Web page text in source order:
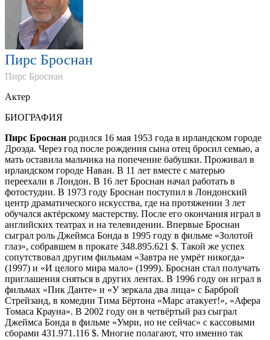
Пирс Броснан
Пирс Броснан
Актер
БИОГРАФИЯ
Пирс Броснан родился 16 мая 1953 года в ирландском городе
Дроэда. Через год после рождения сына отец бросил семью, а
мать оставила мальчика на попечение бабушки. Проживал в
ирландском городе Наван. В 11 лет вместе с матерью
переехали в Лондон. В 16 лет Броснан начал работать в
фотостудии. В 1973 году Броснан поступил в Лондонский
центр драматического искусства, где на протяжении 3 лет
обучался актёрскому мастерству. После его окончания играл в
английских театрах и на телевидении. Впервые Броснан
сыграл роль Джеймса Бонда в 1995 году в фильме «Золотой
глаз», собравшем в прокате 348.895.621 $. Такой же успех
сопутствовал другим фильмам «Завтра не умрёт никогда»
(1997) и «И целого мира мало» (1999). Броснан стал получать
приглашения сняться в других лентах. В 1996 году он играл в
фильмах «Пик Данте» и «У зеркала два лица» с Барброй
Стрейзанд, в комедии Тима Бёртона «Марс атакует!», «Афера
Томаса Крауна». В 2002 году он в четвёртый раз сыграл
Джеймса Бонда в фильме «Умри, но не сейчас» с кассовыми
сборами 431.971.116 $. Многие полагают, что именно так